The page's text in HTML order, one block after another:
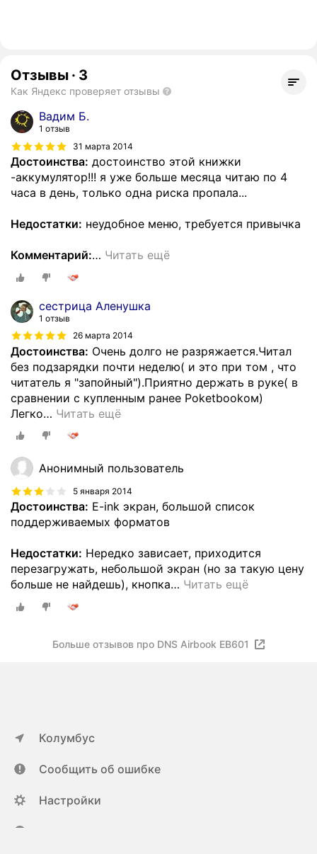
Отзывы · 3
Как Яндекс проверяет отзывы
Вадим Б.
1 отзыв
31 марта 2014
Достоинства: достоинство этой книжки
-аккумулятор!!! я уже больше месяца читаю по 4
часа в день, только одна риска пропала...
Недостатки: неудобное меню, требуется привычка
Комментарий:… Читать ещё
сестрица Аленушка
1 отзыв
26 марта 2014
Достоинства: Очень долго не разряжается.Читал
без подзарядки почти неделю( и это при том , что
читатель я "запойный").Приятно держать в руке( в
сравнении с купленным ранее Poketbookом)
Легко… Читать ещё
Анонимный пользователь
5 января 2014
Достоинства: E-ink экран, большой список
поддерживаемых форматов
Недостатки: Нередко зависает, приходится
перезагружать, небольшой экран (но за такую цену
больше не найдешь), кнопка… Читать ещё
Больше отзывов про DNS Airbook EB601
Колумбус
Сообщить об ошибке
Настройки